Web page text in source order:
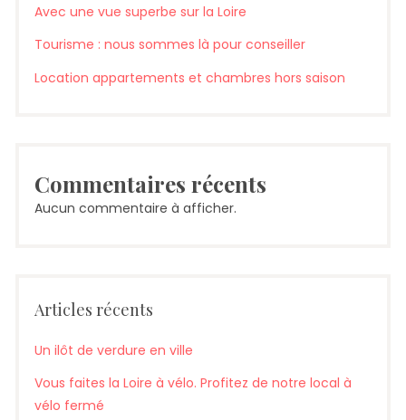
Avec une vue superbe sur la Loire
Tourisme : nous sommes là pour conseiller
Location appartements et chambres hors saison
Commentaires récents
Aucun commentaire à afficher.
Articles récents
Un ilôt de verdure en ville
Vous faites la Loire à vélo. Profitez de notre local à
vélo fermé